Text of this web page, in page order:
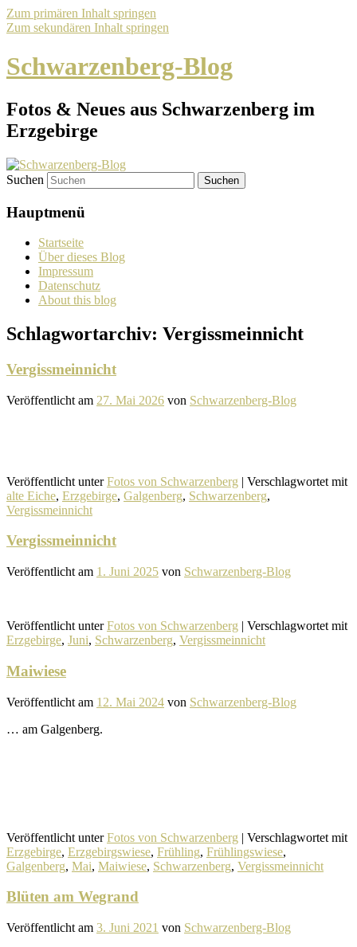
Zum primären Inhalt springen
Zum sekundären Inhalt springen
Schwarzenberg-Blog
Fotos & Neues aus Schwarzenberg im
Erzgebirge
Suchen
Hauptmenü
Startseite
Über dieses Blog
Impressum
Datenschutz
About this blog
Schlagwortarchiv: Vergissmeinnicht
Vergissmeinnicht
Veröffentlicht am 27. Mai 2026 von Schwarzenberg-Blog
Veröffentlicht unter Fotos von Schwarzenberg | Verschlagwortet mit
alte Eiche, Erzgebirge, Galgenberg, Schwarzenberg,
Vergissmeinnicht
Vergissmeinnicht
Veröffentlicht am 1. Juni 2025 von Schwarzenberg-Blog
Veröffentlicht unter Fotos von Schwarzenberg | Verschlagwortet mit
Erzgebirge, Juni, Schwarzenberg, Vergissmeinnicht
Maiwiese
Veröffentlicht am 12. Mai 2024 von Schwarzenberg-Blog
… am Galgenberg.
Veröffentlicht unter Fotos von Schwarzenberg | Verschlagwortet mit
Erzgebirge, Erzgebirgswiese, Frühling, Frühlingswiese,
Galgenberg, Mai, Maiwiese, Schwarzenberg, Vergissmeinnicht
Blüten am Wegrand
Veröffentlicht am 3. Juni 2021 von Schwarzenberg-Blog